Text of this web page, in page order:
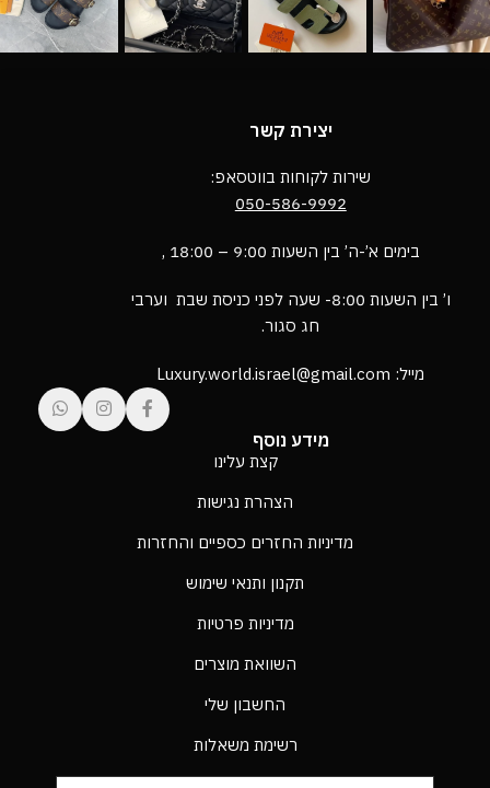
יצירת קשר
שירות לקוחות בווטסאפ:
050-586-9992
בימים א’-ה’ בין השעות 9:00 – 18:00 ,
ו’ בין השעות 8:00- שעה לפני כניסת שבת וערבי
חג סגור.
מייל: Luxury.world.israel@gmail.com
מידע נוסף
קצת עלינו
הצהרת נגישות
מדיניות החזרים כספיים והחזרות
תקנון ותנאי שימוש
מדיניות פרטיות
השוואת מוצרים
החשבון שלי
רשימת משאלות